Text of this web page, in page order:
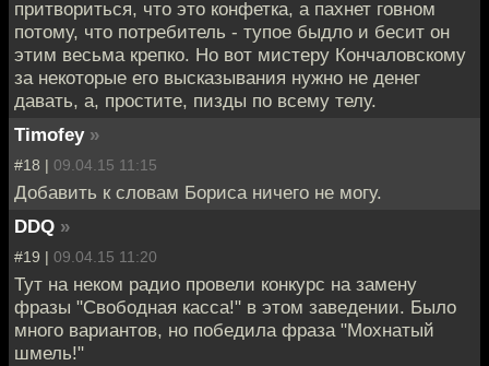
притвориться, что это конфетка, а пахнет говном
потому, что потребитель - тупое быдло и бесит он
этим весьма крепко. Но вот мистеру Кончаловскому
за некоторые его высказывания нужно не денег
давать, а, простите, пизды по всему телу.
Timofey »
#18 | 09.04.15 11:15
Добавить к словам Бориса ничего не могу.
DDQ »
#19 | 09.04.15 11:20
Тут на неком радио провели конкурс на замену
фразы "Свободная касса!" в этом заведении. Было
много вариантов, но победила фраза "Мохнатый
шмель!"